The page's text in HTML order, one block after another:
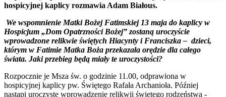
hospicyjnej kaplicy rozmawia Adam Białous.
We wspomnienie Matki Bożej Fatimskiej 13 maja do kaplicy w
Hospicjum „Dom Opatrzności Bożej” zostaną uroczyście
wprowadzone relikwie świętych Hiacynty i Franciszka – dzieci,
którym w Fatimie Matka Boża przekazała orędzie dla całego
świata. Jaki przebieg będą miały te uroczystości?
Rozpocznie je Msza św. o godzinie 11.00, odprawiona w
hospicyjnej kaplicy pw. Świętego Rafała Archanioła. Później
nastąpi uroczyste wprowadzenie relikwii świętego rodzeństwa -